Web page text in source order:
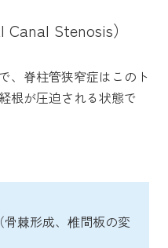
Stenosis）
、脊柱管狭窄症はこのト
根が圧迫される状態で
棘形成、椎間板の変